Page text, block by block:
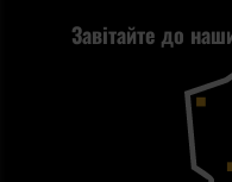
Завітайте до
Повернення товару
Blackout - що це таке?
Як працює маска від
Найкращі спальні
Самозахист